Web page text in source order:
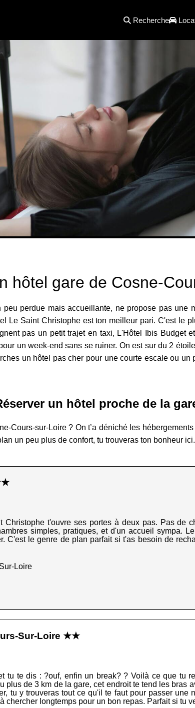
Recherche
hôtel gare de Cosne-
perdue mais accueillante, ne propose pas une
Le Saint Christophe est ton meilleur pari. C'est le
pas un petit trajet en taxi, L'Hôtel Ibis Budget
un week-end sans se ruiner. On est sur du 2
un hôtel pas cher pour une courte escale ou
un hôtel proche de la
Cours-sur-Loire ? On t’a déniché les
un peu plus de confort, tu trouveras ton bonheur
t'ouvre ses portes à deux pas. Pas de
simples, pratiques, et d'un accueil sympa.
C'est le genre de plan parfait si t'as besoin de
Loire
Sur-Loire ★★
tu te dis : ?ouf, enfin un break? ? Voilà ce que tu
plus de 3 km de la gare, cet endroit te tend les bras
tu y trouveras tout ce qu'il te faut pour passer une
chercher longtemps pour un bon repas. Parfait si tu